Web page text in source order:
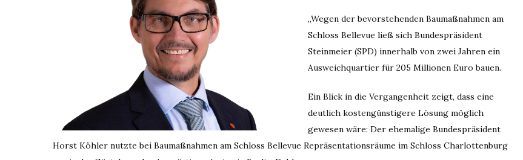
„Wegen der bevorstehenden Baumaßnahmen am
Schloss Bellevue ließ sich Bundespräsident
Steinmeier (SPD) innerhalb von zwei Jahren ein
Ausweichquartier für 205 Millionen Euro bauen.
Ein Blick in die Vergangenheit zeigt, dass eine
deutlich kostengünstigere Lösung möglich
gewesen wäre: Der ehemalige Bundespräsident
Horst Köhler nutzte bei Baumaßnahmen am Schloss Bellevue Repräsentationsräume im Schloss Charlottenburg